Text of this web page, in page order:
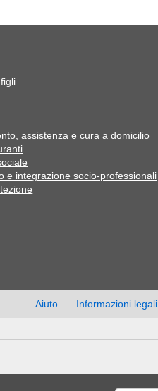
assistenza e cura a domicilio
e integrazione socio-professionali
Aiuto Informazioni legali